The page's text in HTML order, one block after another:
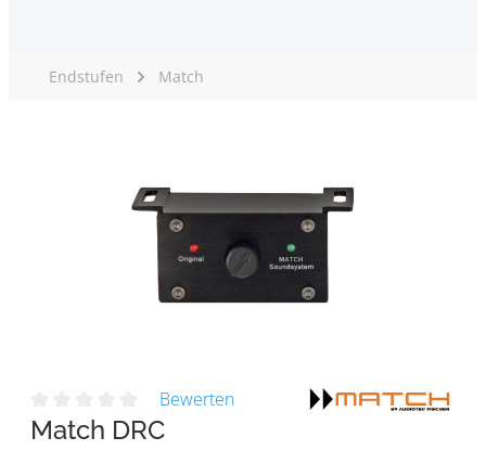
Endstufen Match
Bewerten
Match DRC